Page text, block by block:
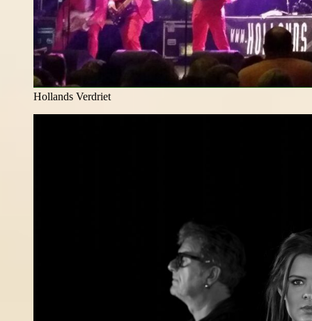
Hollands Verdriet